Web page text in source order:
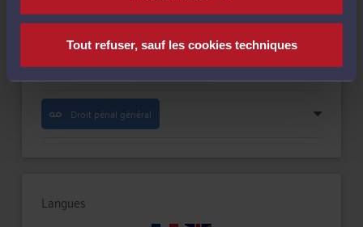
Tout refuser, sauf les cookies techniques
Droit de la famille, des personnes et de leur patrimoine
Réparation du préjudice corporel
Droit pénal général
Langues